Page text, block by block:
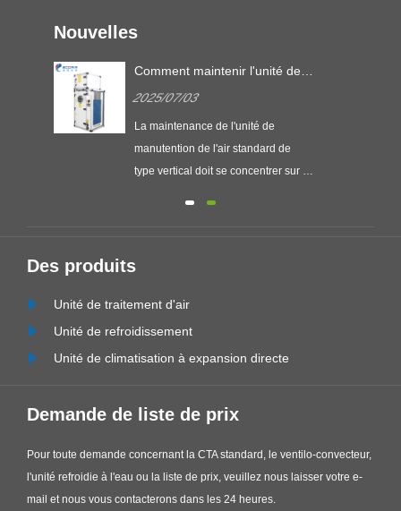
Nouvelles
Comment maintenir l'unité de
type vertical?
2025/07/03
La maintenance de l'unité de
manutention de l'air standard de
type vertical doit se concentrer sur la
afin d'assurer l'efficacité et la durée
Des produits
Unité de traitement d'air
Unité de refroidissement
Unité de climatisation à expansion directe
Demande de liste de prix
Pour toute demande concernant la CTA standard, le ventilo-convecteur,
l'unité refroidie à l'eau ou la liste de prix, veuillez nous laisser votre e-
mail et nous vous contacterons dans les 24 heures.